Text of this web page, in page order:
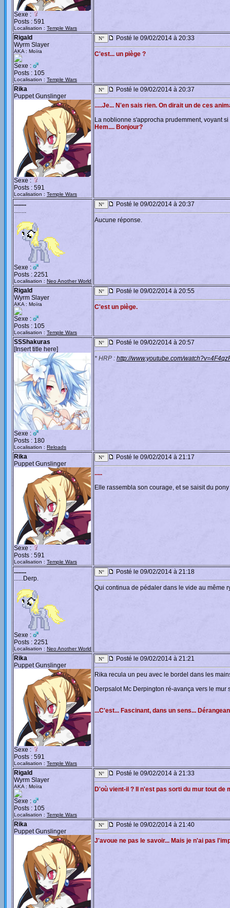
Sexe :
Posts : 591
Localisation : Temple Wars
Rigald
Wyrm Slayer
AKA : Moïra
Sexe :
Posts : 105
Localisation : Temple Wars
Posté le 09/02/2014 à 20:33
C'est... un piège ?
Rika
Puppet Gunslinger
Sexe :
Posts : 591
Localisation : Temple Wars
Posté le 09/02/2014 à 20:37
.....Je... N'en sais rien. On dirait un de ces
La noblionne s'approcha prudemment, voyant
Hem.... Bonjour?
........
........
Sexe :
Posts : 2251
Localisation : Neo Another World
Posté le 09/02/2014 à 20:37
Aucune réponse.
Rigald
Wyrm Slayer
AKA : Moïra
Sexe :
Posts : 105
Localisation : Temple Wars
Posté le 09/02/2014 à 20:55
C'est un piège.
SSShakuras
[Insert title here]
Sexe :
Posts : 180
Localisation : Reloads
Posté le 09/02/2014 à 20:57
* HRP : http://www.youtube.com/
Rika
Puppet Gunslinger
Sexe :
Posts : 591
Localisation : Temple Wars
Posté le 09/02/2014 à 21:17
.....
Elle rassembla son courage, et se saisit du
........
......Derp.
Sexe :
Posts : 2251
Localisation : Neo Another World
Posté le 09/02/2014 à 21:18
Qui continua de pédaler dans le vide au même
Rika
Puppet Gunslinger
Sexe :
Posts : 591
Localisation : Temple Wars
Posté le 09/02/2014 à 21:21
Rika recula un peu avec le bordel dans les
Derpsalot Mc Derpington ré-avança vers le
...C'est... Fascinant, dans un sens...
Rigald
Wyrm Slayer
AKA : Moïra
Sexe :
Posts : 105
Localisation : Temple Wars
Posté le 09/02/2014 à 21:33
D'où vient-il ? Il n'est pas sorti du mur tout de
Rika
Puppet Gunslinger
Posté le 09/02/2014 à 21:40
J'avoue ne pas le savoir... Mais je n'ai pas